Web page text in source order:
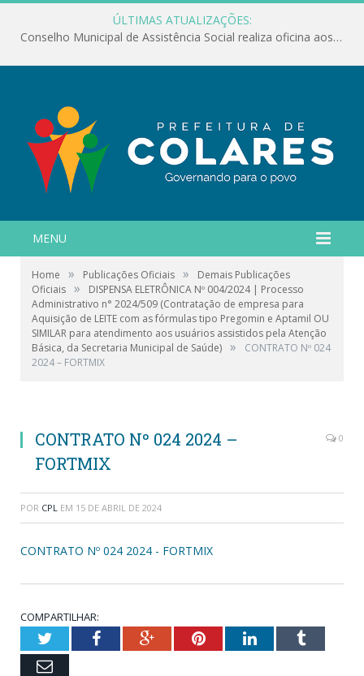
ÚLTIMAS ATUALIZAÇÕES:
Conselho Municipal de Assistência Social realiza oficina aos servidores
MENU
Home » Publicações Oficiais »
Demais Publicações
Oficiais »
DISPENSA ELETRÔNICA Nº 004/2024 | Processo
Administrativo n° 2024/509 (Contratação de empresa para
Aquisição de LEITE com as fórmulas tipo Pregomin e Aptamil OU
SIMILAR para atendimento aos usuários assistidos pela Atenção
Básica, da Secretaria Municipal de Saúde) »
CONTRATO Nº 024
2024 – FORTMIX
CONTRATO Nº 024 2024 –
FORTMIX
0
POR CPL EM 15 DE ABRIL DE 2024
CONTRATO Nº 024 2024 - FORTMIX
COMPARTILHAR:
TwitterFacebookGoogle+PinterestLinkedInTumblr
Email